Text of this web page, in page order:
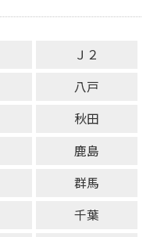
Ｊ２
八戸
秋田
鹿島
群馬
千葉